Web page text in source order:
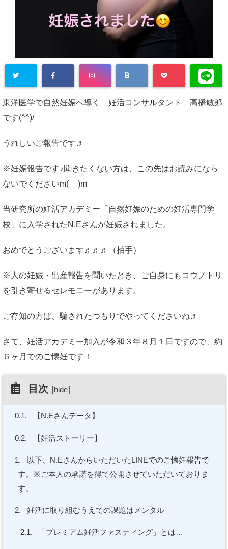
東洋医学で自然妊娠へ導く 妊活コンサルタント 高橋敏郞
です(^^)/
うれしいご報告です♬
※妊娠報告です♪聞きたくない方は、この先はお読みになら
ないでくださいm(__)m
当研究所の妊活アカデミー「自然妊娠のための妊活専門学
校」に入学されたN.Eさんが妊娠されました。
おめでとうございます♬♬♬（拍手）
※人の妊娠・出産報告を聞いたとき、ご自身にもコウノトリ
を引き寄せるセレモニーがあります。
ご存知の方は、騙されたつもりでやってくださいね♬
さて、妊活アカデミー加入が令和３年８月１日ですので、約
６ヶ月でのご懐妊です！
目次 [hide]
0.1. 【N.Eさんデータ】
0.2. 【妊活ストーリー】
1.
以下、N.EさんからいただいたLINEでのご懐妊報告で
す。※ご本人の承諾を得て公開させていただいておりま
す。
2. 妊活に取り組むうえでの課題はメンタル
2.1. 「プレミアム妊活ファスティング」とは…